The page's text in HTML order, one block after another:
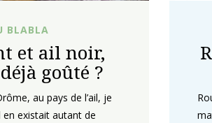
BLABLA
et ail noir,
goûté ?
au pays de l’ail, je
en existait autant de